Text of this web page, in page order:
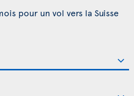
pour un vol vers la Suisse